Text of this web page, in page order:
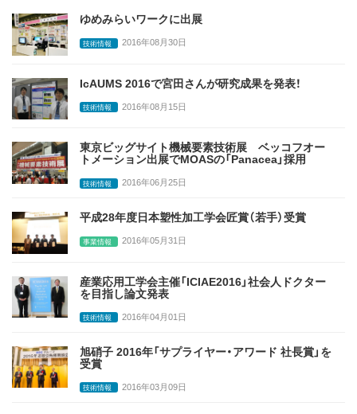
ゆめみらいワークに出展
技術情報 2016年08月30日
IcAUMS 2016で宮田さんが研究成果を発表！
技術情報 2016年08月15日
東京ビッグサイト機械要素技術展 ベッコフオー
トメーション出展でMOASの「Panacea」採用
技術情報 2016年06月25日
平成28年度日本塑性加工学会匠賞（若手）受賞
事業情報 2016年05月31日
産業応用工学会主催「ICIAE2016」社会人ドクター
を目指し論文発表
技術情報 2016年04月01日
旭硝子 2016年「サプライヤー・アワード 社長賞」を
受賞
技術情報 2016年03月09日